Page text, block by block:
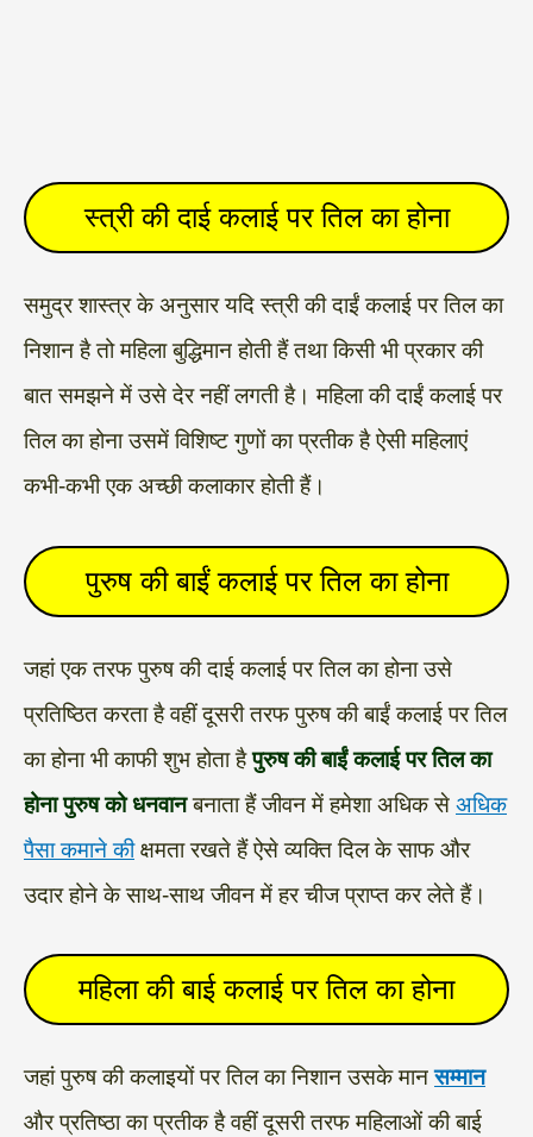
स्त्री की दाई कलाई पर तिल का होना
समुद्र शास्त्र के अनुसार यदि स्त्री की दाईं कलाई पर तिल का
निशान है तो महिला बुद्धिमान होती हैं तथा किसी भी प्रकार की
बात समझने में उसे देर नहीं लगती है। महिला की दाईं कलाई पर
तिल का होना उसमें विशिष्ट गुणों का प्रतीक है ऐसी महिलाएं
कभी-कभी एक अच्छी कलाकार होती हैं।
पुरुष की बाईं कलाई पर तिल का होना
जहां एक तरफ पुरुष की दाई कलाई पर तिल का होना उसे
प्रतिष्ठित करता है वहीं दूसरी तरफ पुरुष की बाईं कलाई पर तिल
का होना भी काफी शुभ होता हैपुरुष की बाईं कलाई पर तिल का
होना पुरुष को धनवानबनाता हैं जीवन में हमेशा अधिक से अधिक
पैसा कमाने कीक्षमता रखते हैं ऐसे व्यक्ति दिल के साफ और
उदार होने के साथ-साथ जीवन में हर चीज प्राप्त कर लेते हैं।
महिला की बाई कलाई पर तिल का होना
जहां पुरुष की कलाइयों पर तिल का निशान उसके मानसम्मान
और प्रतिष्ठा का प्रतीक है वहीं दूसरी तरफ महिलाओं की बाई